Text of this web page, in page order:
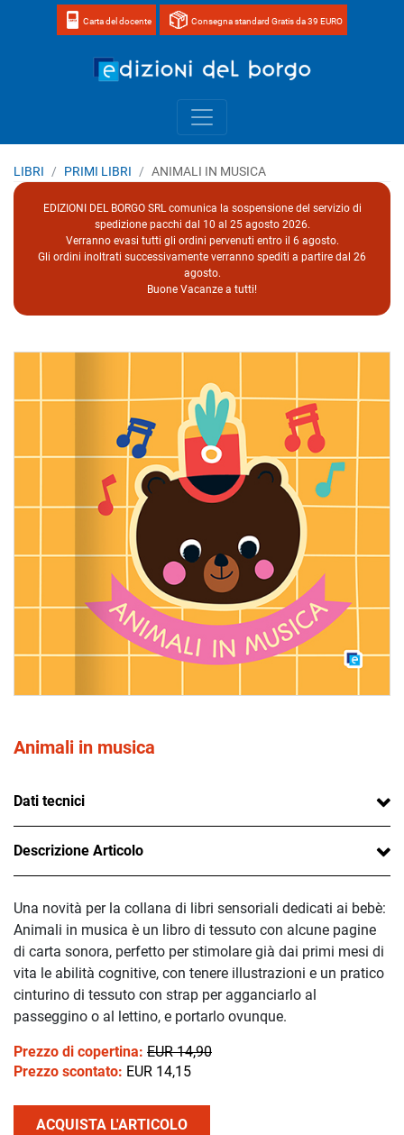
Carta del docente Consegna standard Gratis da 39 EURO
LIBRI PRIMI LIBRI ANIMALI IN MUSICA
EDIZIONI DEL BORGO SRL comunica la sospensione del servizio di
spedizione pacchi dal 10 al 25 agosto 2026.
Verranno evasi tutti gli ordini pervenuti entro il 6 agosto.
Gli ordini inoltrati successivamente verranno spediti a partire dal 26
agosto.
Buone Vacanze a tutti!
Animali in musica
Dati tecnici
Descrizione Articolo
Una novità per la collana di libri sensoriali dedicati ai bebè:
Animali in musica è un libro di tessuto con alcune pagine
di carta sonora, perfetto per stimolare già dai primi mesi di
vita le abilità cognitive, con tenere illustrazioni e un pratico
cinturino di tessuto con strap per agganciarlo al
passeggino o al lettino, e portarlo ovunque.
Prezzo di copertina: EUR 14,90
Prezzo scontato: EUR 14,15
ACQUISTA L'ARTICOLO